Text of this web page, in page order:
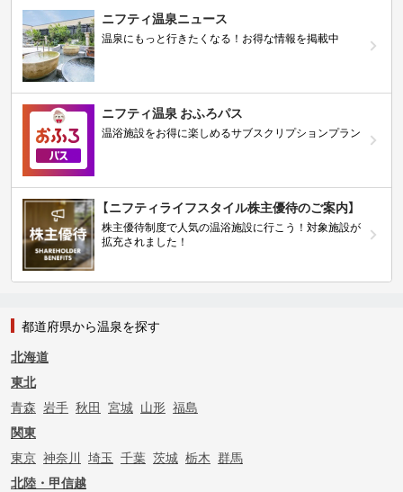
ニフティ温泉ニュース
温泉にもっと行きたくなる！お得な情報を掲載中
ニフティ温泉 おふろパス
温浴施設をお得に楽しめるサブスクリプションプラン
【ニフティライフスタイル株主優待のご案内】
株主優待制度で人気の温浴施設に行こう！対象施設が
拡充されました！
都道府県から温泉を探す
北海道
東北
青森 岩手 秋田 宮城 山形 福島
関東
東京 神奈川 埼玉 千葉 茨城 栃木 群馬
北陸・甲信越